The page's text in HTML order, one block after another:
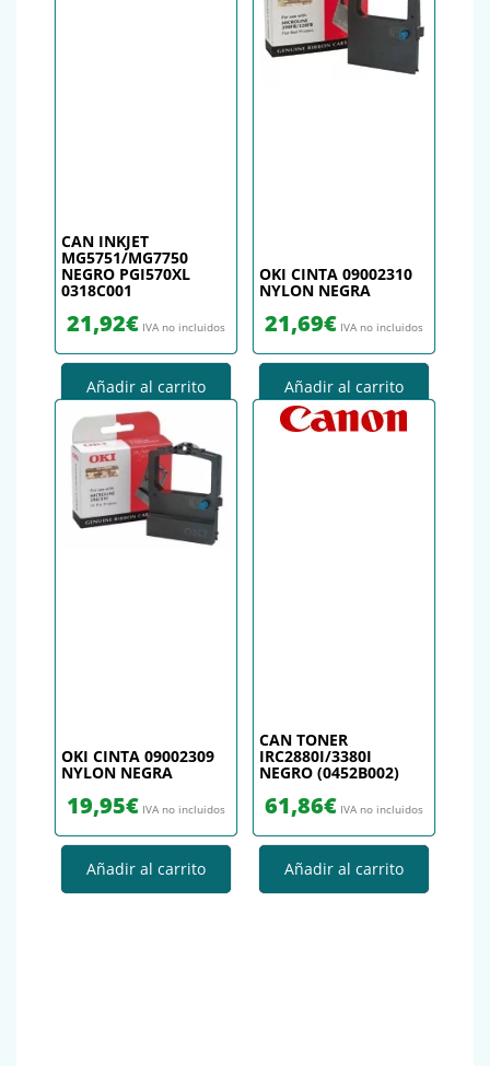
CAN INKJET
MG5751/MG7750
NEGRO PGI570XL
0318C001
21,92€ IVA no incluidos
Añadir al carrito
OKI CINTA 09002310
NYLON NEGRA
21,69€ IVA no incluidos
Añadir al carrito
OKI CINTA 09002309
NYLON NEGRA
19,95€ IVA no incluidos
Añadir al carrito
CAN TONER
IRC2880I/3380I
NEGRO (0452B002)
61,86€ IVA no incluidos
Añadir al carrito